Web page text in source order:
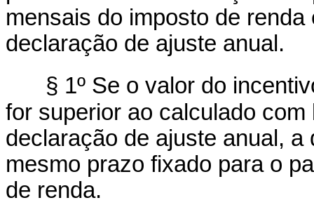
mensais do imposto de
declaração de ajuste anual.
§ 1º Se o valor do
for superior ao calculado
declaração de ajuste anual,
mesmo prazo fixado para o
de renda.